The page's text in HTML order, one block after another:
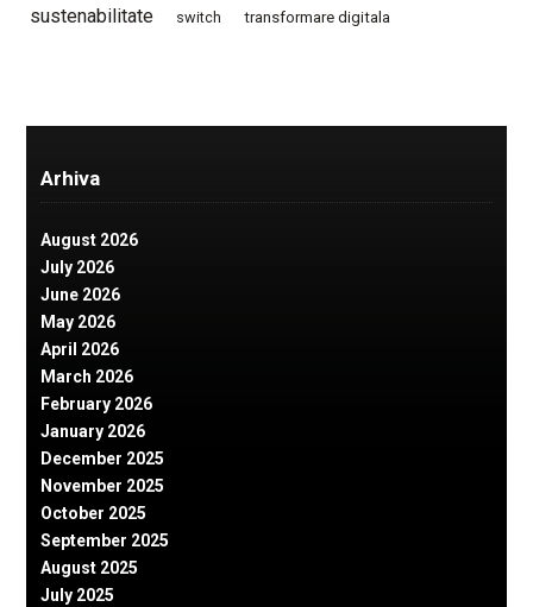
sustenabilitate switch transformare digitala
Arhiva
August 2026
July 2026
June 2026
May 2026
April 2026
March 2026
February 2026
January 2026
December 2025
November 2025
October 2025
September 2025
August 2025
July 2025